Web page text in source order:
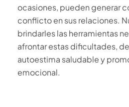
ocasiones, pueden generar
conflicto en sus relaciones.
brindarles las herramientas
afrontar estas dificultades,
autoestima saludable y
emocional.